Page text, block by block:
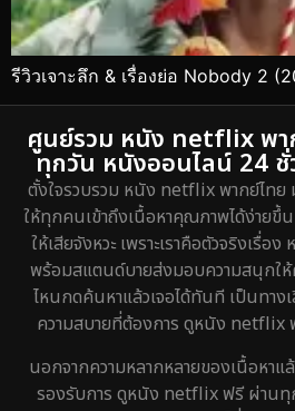
รีวิวเจาะลึก & เรื่องย่อ Nobody 2
ศูนย์รวม หนัง netflix พา
ทุกวัน หนังออนไลน์ 24
ตั้งใจรวบรวม หนัง netflix พากย์ไทย
ให้ทุกคนเข้าถึงเนื้อหาคุณภาพได้ง่ายขึ้
ให้เสียจังหวะ เพราะเราคือตัวจริงเรื่
พร้อมสแตนด์บายส่งมอบความสนุกใ
ไหนกดค้นหาแล้วเจอได้ทันที เป็นทา
ความสบายที่ต้องการ ดูหนัง netflix
นอกจากความหลากหลายของเนื้อหาแ
รองรับการ ดูหนัง netflix ฟรี ผ่านทุ